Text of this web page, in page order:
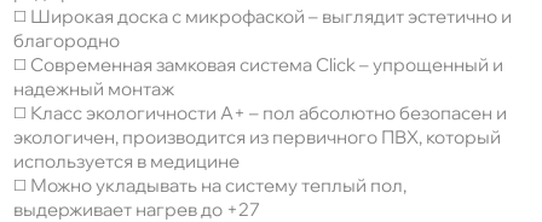
◻️ Широкая доска с микрофаской – выглядит эстетично и
благородно
◻️ Современная замковая система Click – упрощенный и
надежный монтаж
◻️ Класс экологичности A+ – пол абсолютно безопасен и
экологичен, производится из первичного ПВХ, который
используется в медицине
◻️ Можно укладывать на систему теплый пол,
выдерживает нагрев до +27